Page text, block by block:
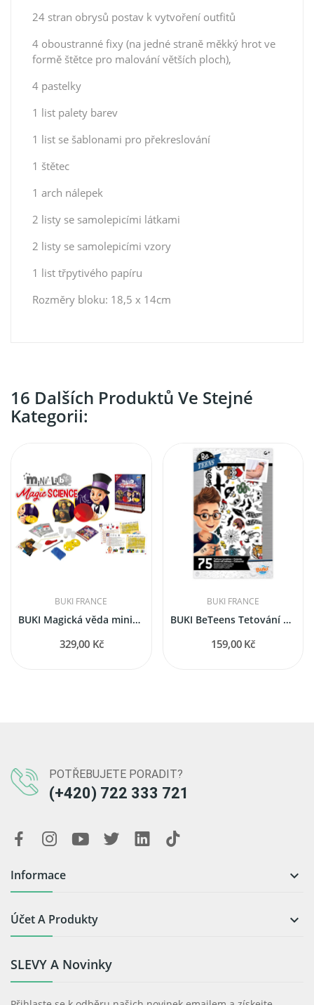
24 stran obrysů postav k vytvoření outfitů
4 oboustranné fixy (na jedné straně měkký hrot ve
formě štětce pro malování větších ploch),
4 pastelky
1 list palety barev
1 list se šablonami pro překreslování
1 štětec
1 arch nálepek
2 listy se samolepicími látkami
2 listy se samolepicími vzory
1 list třpytivého papíru
Rozměry bloku: 18,5 x 14cm
16 Dalších Produktů Ve Stejné
Kategorii:
BUKI FRANCE
BUKI Magická věda miniLab
329,00 Kč
BUKI FRANCE
BUKI BeTeens Tetování pro kluky
159,00 Kč
POTŘEBUJETE PORADIT?
(+420) 722 333 721
Informace 
Účet A Produkty 
SLEVY A Novinky